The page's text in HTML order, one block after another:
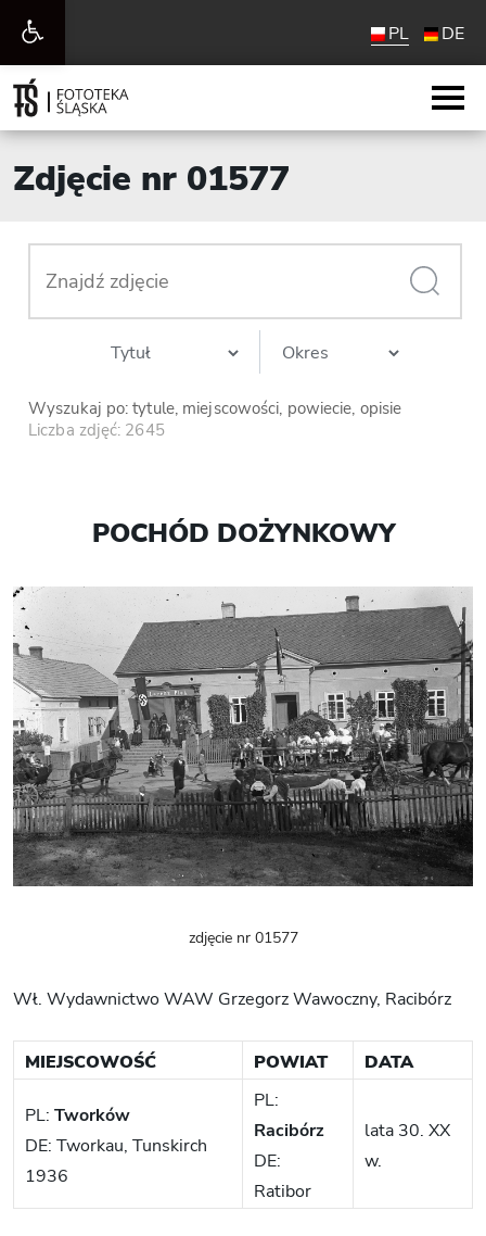
Otwórz
pasek
narzędzi
PL DE
Zdjęcie nr 01577
Wyszukaj po: tytule, miejscowości, powiecie, opisie
Liczba zdjęć: 2645
POCHÓD DOŻYNKOWY
zdjęcie nr 01577
Wł. Wydawnictwo WAW Grzegorz Wawoczny, Racibórz
MIEJSCOWOŚĆ POWIAT DATA
PL: Tworków
DE: Tworkau, Tunskirch
1936
PL:
Racibórz
DE:
Ratibor
lata 30. XX
w.